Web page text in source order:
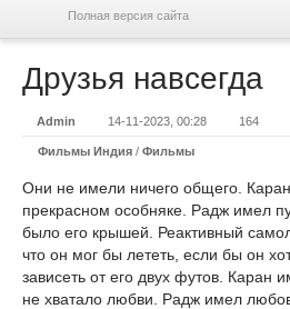
Полная версия сайта
Друзья навсегда
Admin 14-11-2023, 00:28 164
Фильмы Индия / Фильмы
Они не имели ничего общего.
прекрасном особняке. Радж имел
было его крышей. Реактивный
что он мог бы лететь, если бы он
зависеть от его двух футов. Каран
не хватало любви. Радж имел